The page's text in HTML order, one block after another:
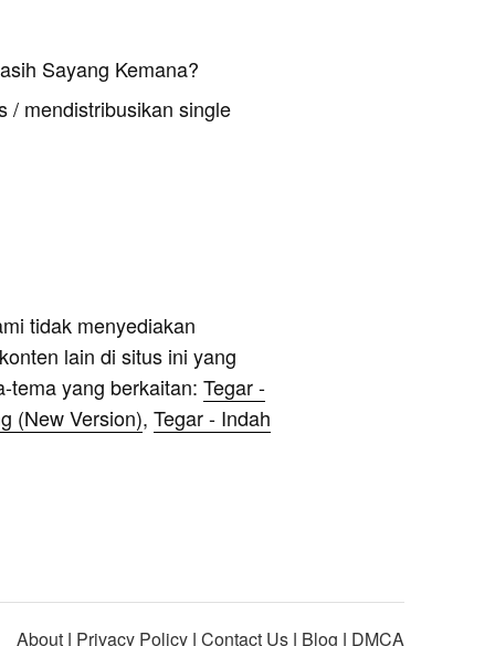
Sayang Kemana?
/ mendistribusikan single
tidak menyediakan
lain di situs ini yang
tema yang berkaitan: Tegar -
(New Version), Tegar - Indah
About | Privacy Policy | Contact Us | Blog | DMCA